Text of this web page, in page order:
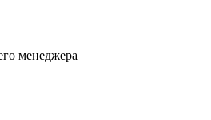
менеджера